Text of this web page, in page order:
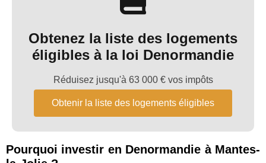
Obtenez la liste des logements
éligibles à la loi Denormandie
Réduisez jusqu'à 63 000 € vos impôts
Obtenir la liste des logements éligibles
Pourquoi investir en Denormandie à Mantes-